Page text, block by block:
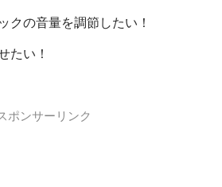
クの音量を調節したい！
たい！
ポンサーリンク